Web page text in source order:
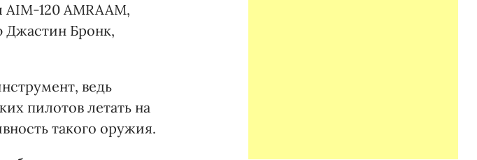
120 AMRAAM,
Джастин Бронк,
ведь
пилотов летать на
такого оружия.